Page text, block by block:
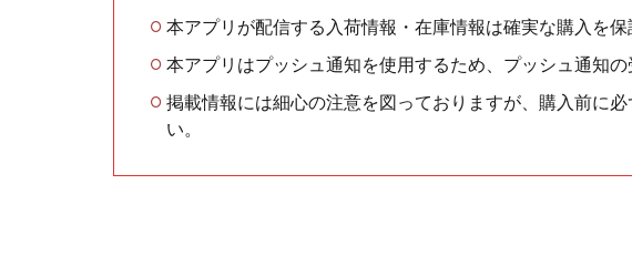
本アプリが配信する入荷情報・在庫情報は確実な購入を保
本アプリはプッシュ通知を使用するため、プッシュ通知の
掲載情報には細心の注意を図っておりますが、購入前に
い。